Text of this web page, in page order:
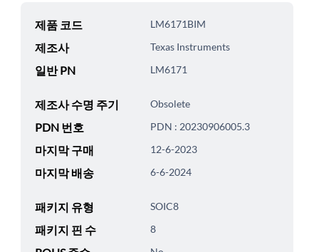
제품 코드 LM6171BIM
제조사 Texas Instruments
일반 PN LM6171
제조사 수명 주기 Obsolete
PDN 번호 PDN : 20230906005.3
마지막 구매 12-6-2023
마지막 배송 6-6-2024
패키지 유형 SOIC8
패키지 핀 수 8